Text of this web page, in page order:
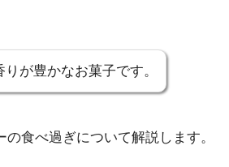
りが豊かなお菓子です。
食べ過ぎについて解説します。